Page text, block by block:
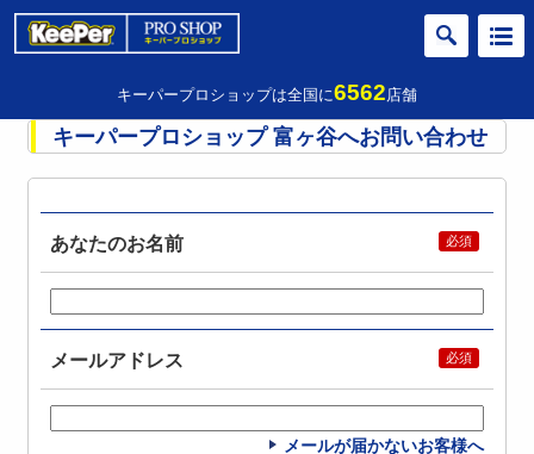
キーパープロショップは全国に6562店舗
キーパープロショップ 富ヶ谷へお問い合わせ
あなたのお名前
メールアドレス
メールが届かないお客様へ